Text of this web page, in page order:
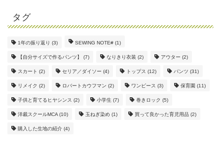
タグ
1年の振り返り (3) SEWING NOTE# (1)
【自分サイズで作るパンツ】 (7) なりきり衣装 (2) アウター (2)
スカート (2) セリア／ダイソー (4) トップス (12) パンツ (31)
リメイク (2) ロバートカウフマン (2) ワンピース (3) 保育園 (11)
子供と育てるヒヤシンス (2) 小学生 (7) 巻きロック (5)
洋裁スクールMCA(10) 玉ねぎ染め (1) 買って良かった育児用品 (2)
購入した生地の紹介 (4)